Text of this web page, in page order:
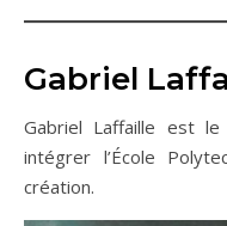
Gabriel
Gabriel Laffaille est le premier homme de la famille à
intégrer l’École
création.